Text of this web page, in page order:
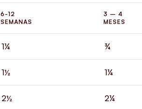
6-12
SEMANAS
3 – 4
MESES
1¼ ¾
1½ 1¼
2½ 2¼